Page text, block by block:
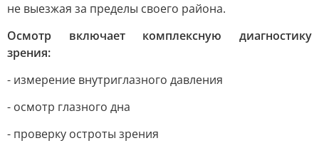
не выезжая за пределы своего района.
Осмотр включает комплексную диагностику
зрения:
- измерение внутриглазного давления
- осмотр глазного дна
- проверку остроты зрения